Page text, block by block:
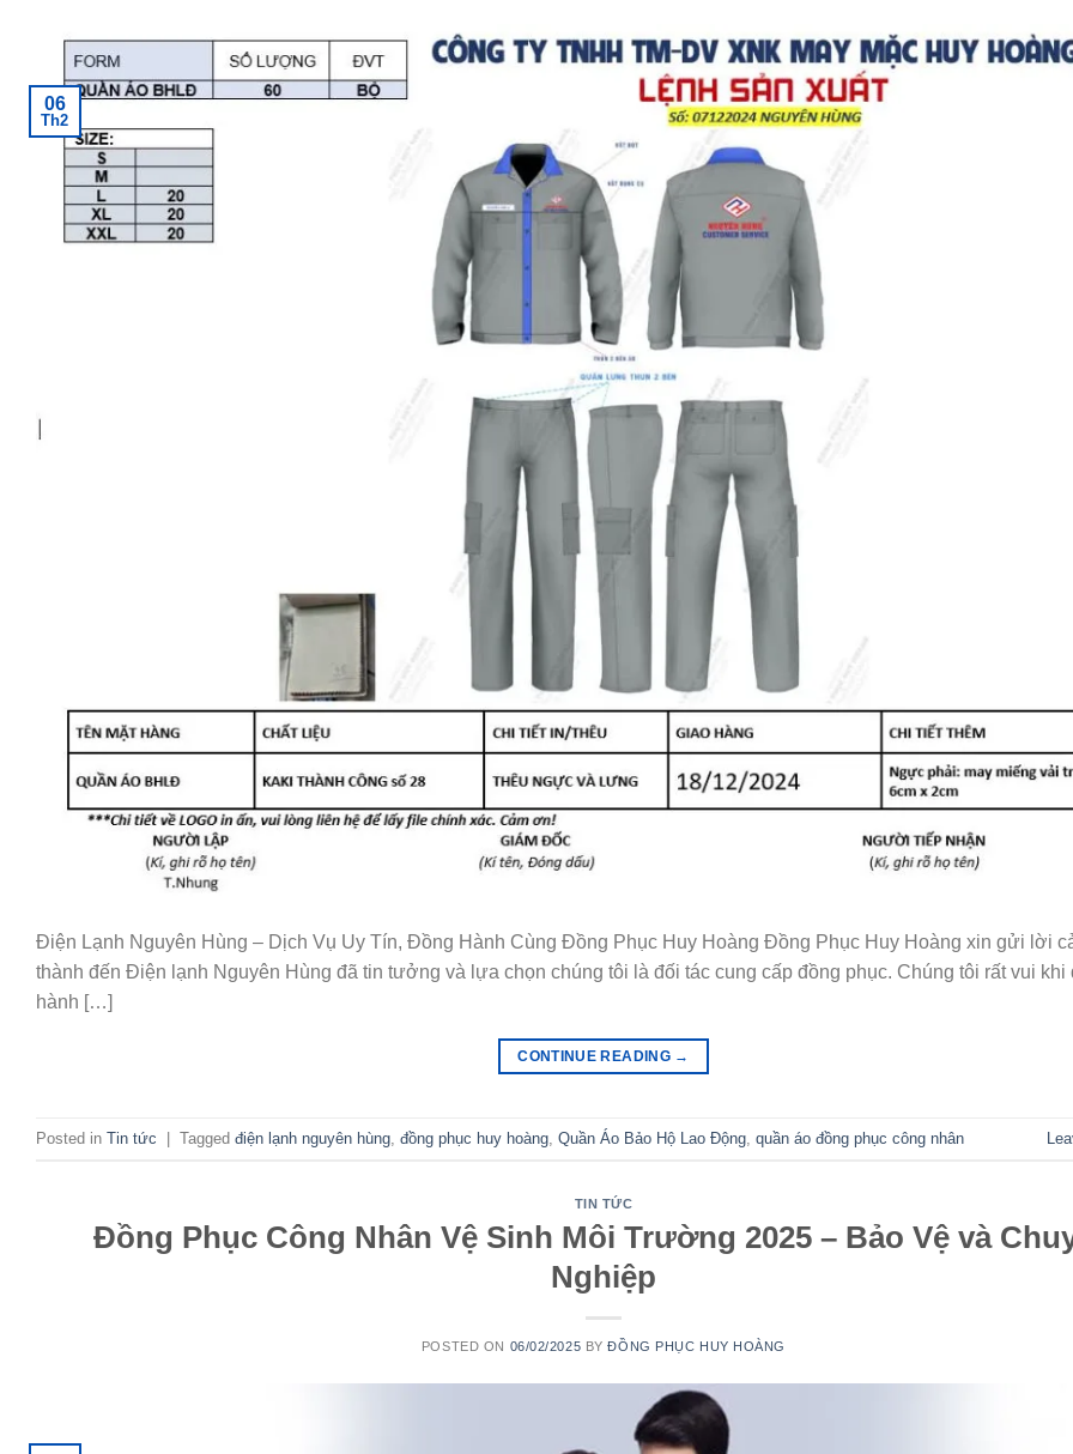
06
Th2
Điện Lạnh Nguyên Hùng – Dịch Vụ Uy Tín, Đồng Hành Cùng Đồng Phục Huy Hoàng Đồng Phục Huy Hoàng xin gửi lời
thành đến Điện lạnh Nguyên Hùng đã tin tưởng và lựa chọn chúng tôi là đối tác cung cấp đồng phục. Chúng tôi rất vui
hành […]
CONTINUE READING →
Posted in Tin tức | Tagged điện lạnh nguyên hùng đồng phục huy hoàng Quần Áo Bảo Hộ Lao Động quần áo đồng phục công nhân
TIN TỨC
Đồng Phục Công Nhân Vệ Sinh Môi Trường 2025 – Bảo Vệ và
Nghiệp
POSTED ON 06/02/2025 BYĐỒNG PHỤC HUY HOÀNG